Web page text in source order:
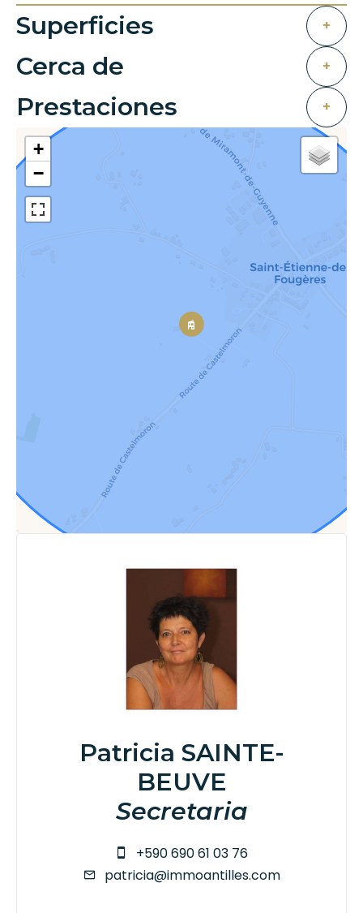
Superficies +
Cerca de +
Prestaciones +
+
−
Patricia SAINTE-
BEUVE
Secretaria
+590 690 61 03 76
patricia@immoantilles.com